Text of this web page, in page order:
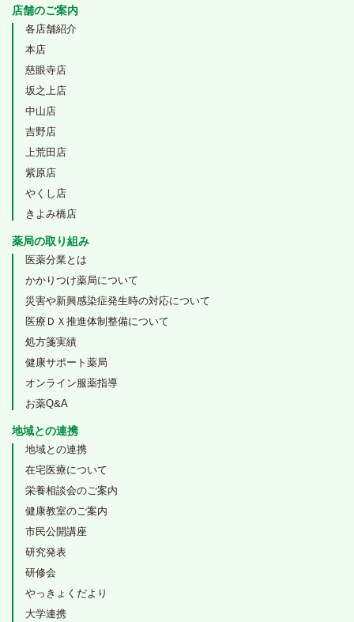
店舗のご案内
各店舗紹介
本店
慈眼寺店
坂之上店
中山店
吉野店
上荒田店
紫原店
やくし店
きよみ橋店
薬局の取り組み
医薬分業とは
かかりつけ薬局について
災害や新興感染症発生時の対応について
医療ＤＸ推進体制整備について
処方箋実績
健康サポート薬局
オンライン服薬指導
お薬Q&A
地域との連携
地域との連携
在宅医療について
栄養相談会のご案内
健康教室のご案内
市民公開講座
研究発表
研修会
やっきょくだより
大学連携